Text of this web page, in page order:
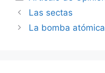
Las sectas
La bomba atómica